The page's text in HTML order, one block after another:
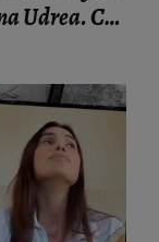
Udrea. Cu